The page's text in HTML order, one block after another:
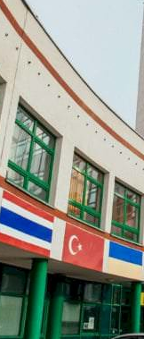
(Lazarski University)